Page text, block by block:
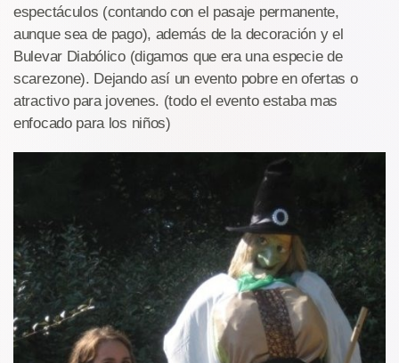
espectáculos (contando con el pasaje permanente,
aunque sea de pago), además de la decoración y el
Bulevar Diabólico (digamos que era una especie de
scarezone). Dejando así un evento pobre en ofertas o
atractivo para jovenes. (todo el evento estaba mas
enfocado para los niños)